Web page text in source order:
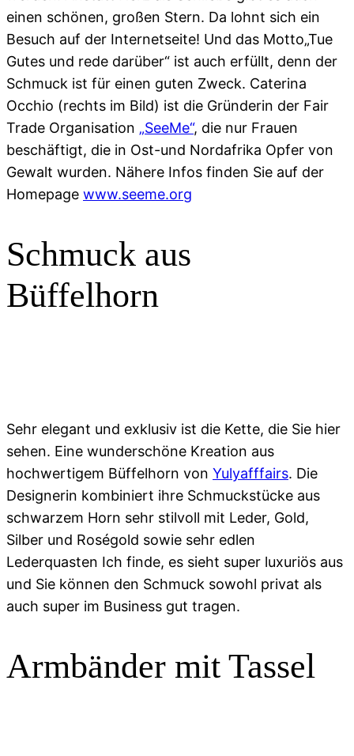
einen schönen, großen Stern. Da lohnt sich ein
Besuch auf der Internetseite! Und das Motto„Tue
Gutes und rede darüber“ ist auch erfüllt, denn der
Schmuck ist für einen guten Zweck. Caterina
Occhio (rechts im Bild) ist die Gründerin der Fair
Trade Organisation „SeeMe“, die nur Frauen
beschäftigt, die in Ost-und Nordafrika Opfer von
Gewalt wurden. Nähere Infos finden Sie auf der
Homepage www.seeme.org
Schmuck aus
Büffelhorn
Sehr elegant und exklusiv ist die Kette, die Sie hier
sehen. Eine wunderschöne Kreation aus
hochwertigem Büffelhorn von Yulyafffairs. Die
Designerin kombiniert ihre Schmuckstücke aus
schwarzem Horn sehr stilvoll mit Leder, Gold,
Silber und Roségold sowie sehr edlen
Lederquasten Ich finde, es sieht super luxuriös aus
und Sie können den Schmuck sowohl privat als
auch super im Business gut tragen.
Armbänder mit Tassel